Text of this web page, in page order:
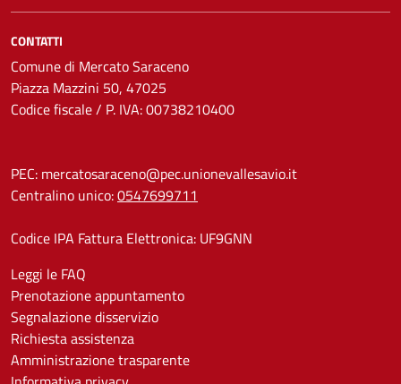
CONTATTI
Comune di Mercato Saraceno
Piazza Mazzini 50, 47025
Codice fiscale / P. IVA: 00738210400
PEC: mercatosaraceno@pec.unionevallesavio.it
Centralino unico:0547699711
Codice IPA Fattura Elettronica: UF9GNN
Leggi le FAQ
Prenotazione appuntamento
Segnalazione disservizio
Richiesta assistenza
Amministrazione trasparente